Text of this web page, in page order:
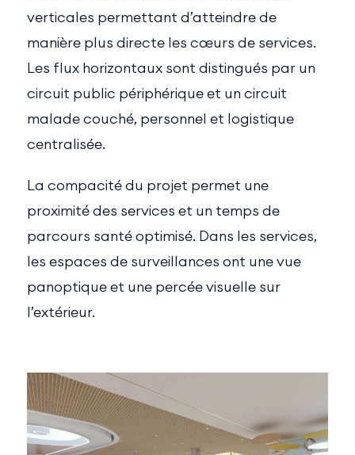
verticales permettant d’atteindre de
manière plus directe les cœurs de services.
Les flux horizontaux sont distingués par un
circuit public périphérique et un circuit
malade couché, personnel et logistique
centralisée.
La compacité du projet permet une
proximité des services et un temps de
parcours santé optimisé. Dans les services,
les espaces de surveillances ont une vue
panoptique et une percée visuelle sur
l’extérieur.